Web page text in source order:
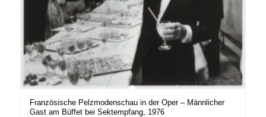
Französische Pelzmodenschau in der Oper – Männlicher
Gast am Büffet bei Sektempfang, 1976